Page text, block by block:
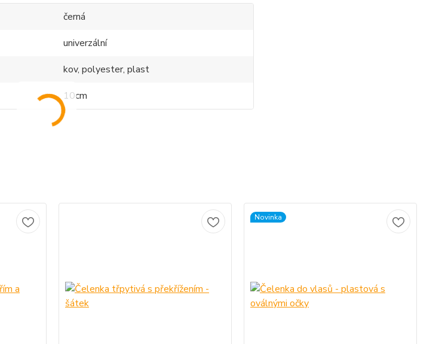
černá
univerzální
kov, polyester, plast
10cm
Novinka